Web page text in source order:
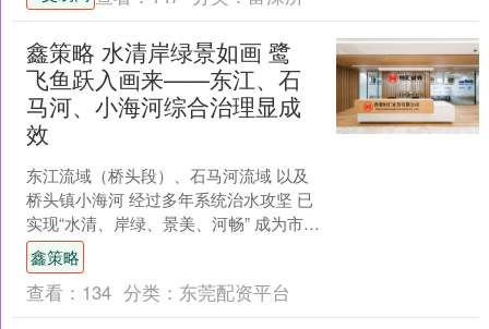
展“寻访红色足迹，淬....
鑫策略 水清岸绿景如画 鹭
飞鱼跃入画来——东江、石
马河、小海河综合治理显成
效
东江流域（桥头段）、石马河流域 以及
桥头镇小海河 经过多年系统治水攻坚 已
实现“水清、岸绿、景美、河畅” 成为市民
亲水休闲的好去处 东江桥头段及石马河
流域经改善....
鑫策略
查看： 134 分类： 东莞配资平台